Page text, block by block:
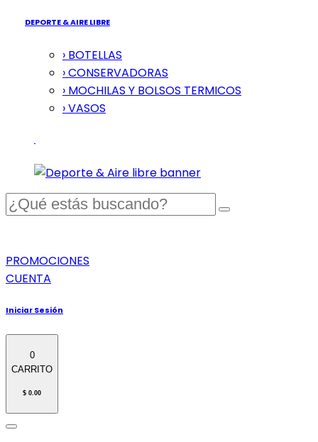
DEPORTE & AIRE LIBRE
› BOTELLAS
› CONSERVADORAS
› MOCHILAS Y BOLSOS TERMICOS
› VASOS
PROMOCIONES
CUENTA
Iniciar Sesión
0
CARRITO
$ 0.00